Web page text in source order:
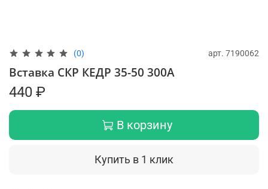
(0) арт. 7190062
Вставка СКР КЕДР 35-50 300А
440 ₽
В корзину
Купить в 1 клик